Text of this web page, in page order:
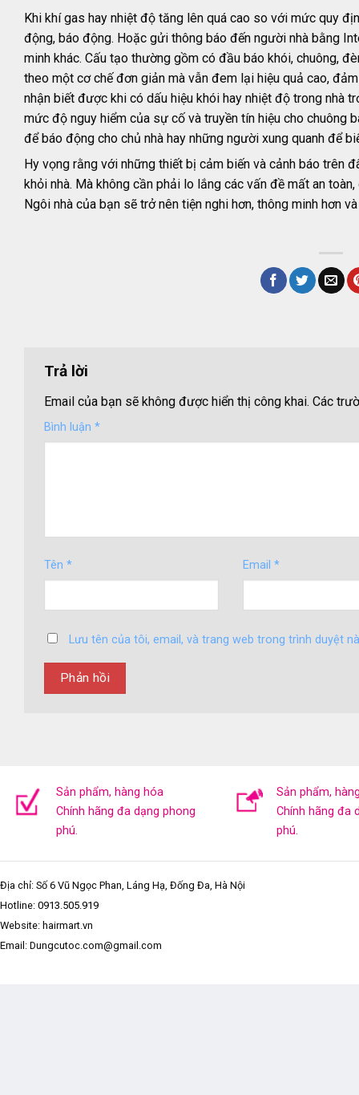
Khi khí gas hay nhiệt độ tăng lên quá cao so với mức quy
động, báo động. Hoặc gửi thông báo đến người nhà bằng
minh khác. Cấu tạo thường gồm có đầu báo khói, chuông,
theo một cơ chế đơn giản mà vẫn đem lại hiệu quả cao,
nhận biết được khi có dấu hiệu khói hay nhiệt độ trong nhà
mức độ nguy hiểm của sự cố và truyền tín hiệu cho chuông
để báo động cho chủ nhà hay những người xung quanh để
Hy vọng rằng với những thiết bị cảm biến và cảnh báo trên
khỏi nhà. Mà không cần phải lo lắng các vấn đề mất an
Ngôi nhà của bạn sẽ trở nên tiện nghi hơn, thông minh hơn
Trả lời
Email của bạn sẽ không được hiển thị công khai. Các
Bình luận *
Tên * Email*
Lưu tên của tôi, email, và trang web trong trình duyệt
Sản phẩm, hàng hóa
Chính hãng đa dạng phong
phú.
Sản phẩm,
Chính hãng đa
phú.
Địa chỉ: Số 6 Vũ Ngọc Phan, Láng Hạ, Đống Đa, Hà Nội
Hotline: 0913.505.919
Website: hairmart.vn
Email: Dungcutoc.com@gmail.com